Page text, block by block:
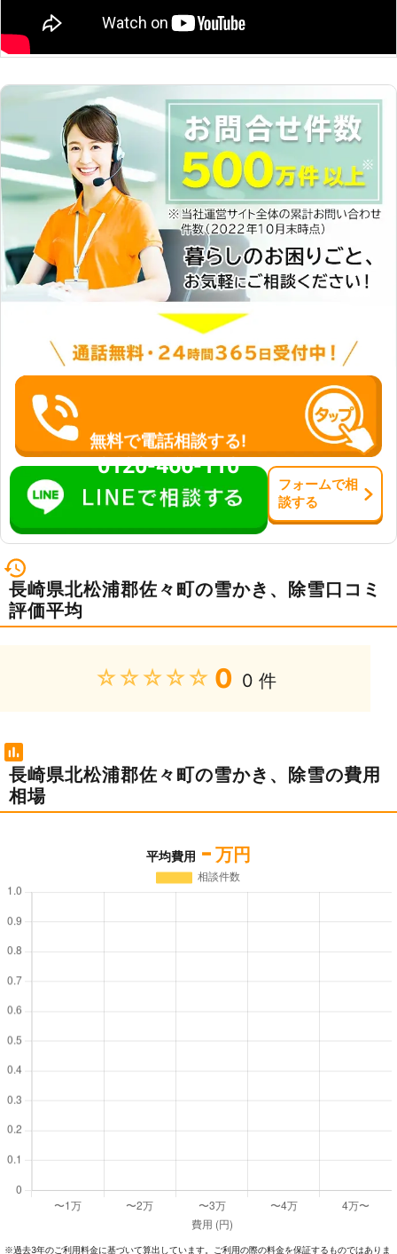
無料で電話相談する!
0120-466-110
フォームで相
談する
長崎県北松浦郡佐々町の雪かき、除雪口コミ
評価平均
★★★★★ 0 0 件
長崎県北松浦郡佐々町の雪かき、除雪の費用
相場
平均費用 - 万円
※過去3年のご利⽤料⾦に基づいて算出しています。ご利⽤の際の料⾦を保証するものではありま